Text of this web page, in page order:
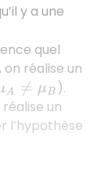
y a une
quel
réalise un
A≠ μB
).
un
l’hypothèse